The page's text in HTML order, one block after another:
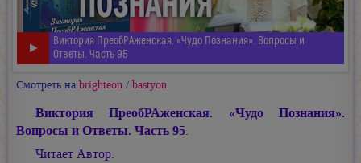
Виктория ПреобРАженская. «Чудо Познания». Вопросы и
Ответы. Часть 95
Смотреть на brighteon / bastyon
Виктория ПреобРАженская. «Чудо Познания».
Вопросы и Ответы. Часть 95.
Читает Автор.